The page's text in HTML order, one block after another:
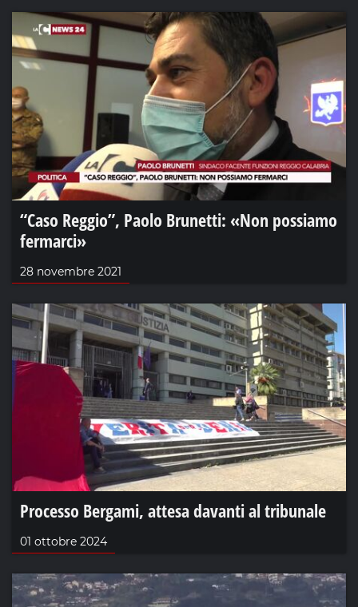
“Caso Reggio”, Paolo Brunetti: «Non possiamo
fermarci»
28 novembre 2021
Processo Bergami, attesa davanti al tribunale
01 ottobre 2024